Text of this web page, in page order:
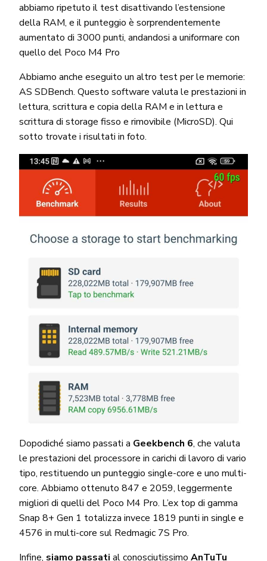
abbiamo ripetuto il test disattivando l’estensione
della RAM, e il punteggio è sorprendentemente
aumentato di 3000 punti, andandosi a uniformare con
quello del Poco M4 Pro
Abbiamo anche eseguito un altro test per le memorie:
AS SDBench. Questo software valuta le prestazioni in
lettura, scrittura e copia della RAM e in lettura e
scrittura di storage fisso e rimovibile (MicroSD). Qui
sotto trovate i risultati in foto.
Dopodiché siamo passati a Geekbench 6, che valuta
le prestazioni del processore in carichi di lavoro di vario
tipo, restituendo un punteggio single-core e uno multi-
core. Abbiamo ottenuto 847 e 2059, leggermente
migliori di quelli del Poco M4 Pro. L’ex top di gamma
Snap 8+ Gen 1 totalizza invece 1819 punti in single e
4576 in multi-core sul Redmagic 7S Pro.
Infine, siamo passati al conosciutissimoAnTuTu